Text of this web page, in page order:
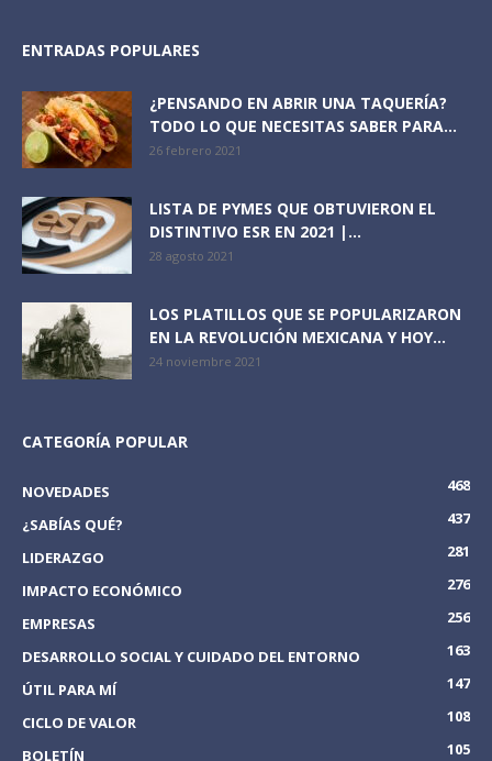
ENTRADAS POPULARES
¿PENSANDO EN ABRIR UNA TAQUERÍA?
TODO LO QUE NECESITAS SABER PARA...
26 febrero 2021
LISTA DE PYMES QUE OBTUVIERON EL
DISTINTIVO ESR EN 2021 |...
28 agosto 2021
LOS PLATILLOS QUE SE POPULARIZARON
EN LA REVOLUCIÓN MEXICANA Y HOY...
24 noviembre 2021
CATEGORÍA POPULAR
NOVEDADES
468
¿SABÍAS QUÉ?
437
LIDERAZGO
281
IMPACTO ECONÓMICO
276
EMPRESAS
256
DESARROLLO SOCIAL Y CUIDADO DEL ENTORNO
163
ÚTIL PARA MÍ
147
CICLO DE VALOR
108
BOLETÍN
105